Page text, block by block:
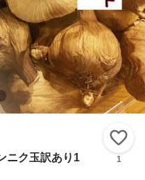
ニク玉訳あり1
1